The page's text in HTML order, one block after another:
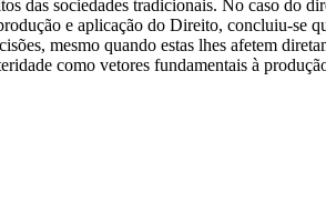
das sociedades tradicionais. No caso do
e aplicação do Direito, concluiu-se
mesmo quando estas lhes afetem
como vetores fundamentais à